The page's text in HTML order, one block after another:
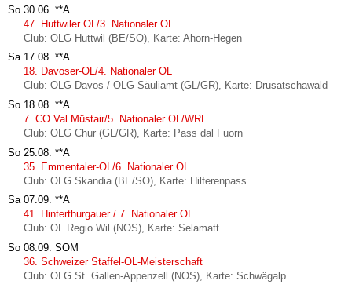
So 30.06. **A
47. Huttwiler OL/3. Nationaler OL
Club: OLG Huttwil (BE/SO), Karte: Ahorn-Hegen
Sa 17.08. **A
18. Davoser-OL/4. Nationaler OL
Club: OLG Davos / OLG Säuliamt (GL/GR), Karte: Drusatschawald
So 18.08. **A
7. CO Val Müstair/5. Nationaler OL/WRE
Club: OLG Chur (GL/GR), Karte: Pass dal Fuorn
So 25.08. **A
35. Emmentaler-OL/6. Nationaler OL
Club: OLG Skandia (BE/SO), Karte: Hilferenpass
Sa 07.09. **A
41. Hinterthurgauer / 7. Nationaler OL
Club: OL Regio Wil (NOS), Karte: Selamatt
So 08.09. SOM
36. Schweizer Staffel-OL-Meisterschaft
Club: OLG St. Gallen-Appenzell (NOS), Karte: Schwägalp